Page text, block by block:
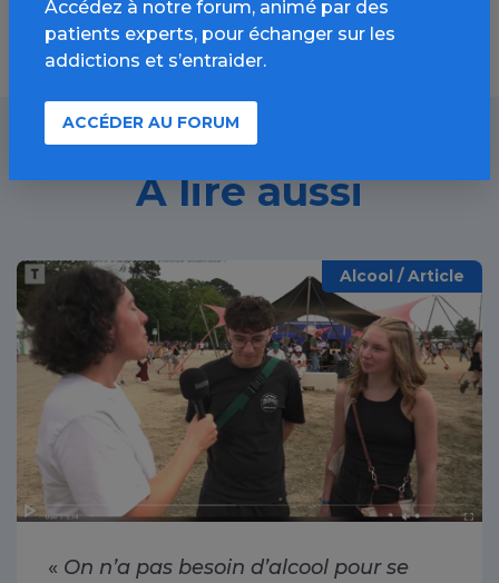
À lire aussi
Alcool / Article
« On n’a pas besoin d’alcool pour se
Accédez à notre forum, animé par des
patients experts, pour échanger sur les
addictions et s’entraider.
ACCÉDER AU FORUM